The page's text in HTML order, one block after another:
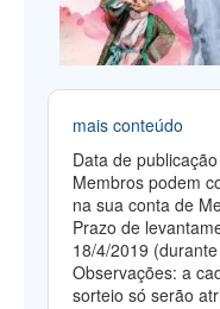
mais conteúdo
Data de
Membros podem
na sua conta de
Prazo de
18/4/2019
Observações: a
sorteio só serão